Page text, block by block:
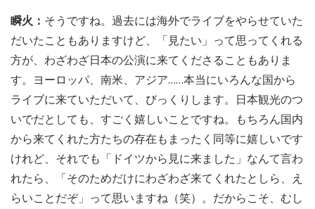
瞬火： そうですね。過去には海外でライブをやらせていた
だいたこともありますけど、「見たい」って思ってくれる
方が、わざわざ日本の公演に来てくださることもありま
す。ヨーロッパ、南米、アジア……本当にいろんな国から
ライブに来ていただいて、びっくりします。日本観光のつ
いでだとしても、すごく嬉しいことですね。もちろん国内
から来てくれた方たちの存在もまったく同等に嬉しいです
けれど、それでも「ドイツから見に来ました」なんて言わ
れたら、「そのためだけにわざわざ来てくれたとしら、え
らいことだぞ」って思いますね（笑）。だからこそ、むし